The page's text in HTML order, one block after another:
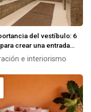
del vestíbulo: 6
crear una entrada
e interiorismo